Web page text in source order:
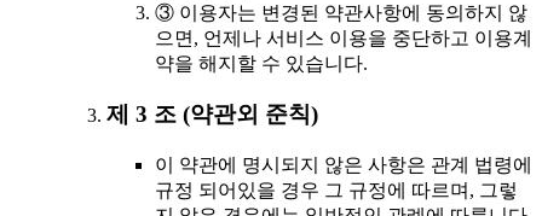
③ 이용자는 변경된 약관사항에 동의하지 않
으면, 언제나 서비스 이용을 중단하고 이용계
약을 해지할 수 있습니다.
제 3 조 (약관외 준칙)
이 약관에 명시되지 않은 사항은 관계 법령에
규정 되어있을 경우 그 규정에 따르며, 그렇